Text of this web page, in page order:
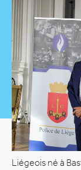
Liégeois né à